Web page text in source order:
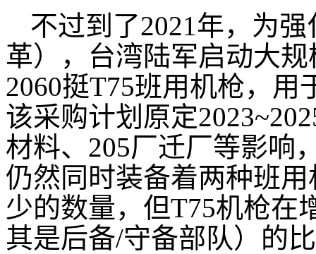
不过到了2021年，为
革），台湾陆军启动大
2060挺T75班用机枪，
该采购计划原定
材料、205厂迁厂等影响
仍然同时装备着两种班
少的数量，但T75机枪在
其是后备/守备部队）的